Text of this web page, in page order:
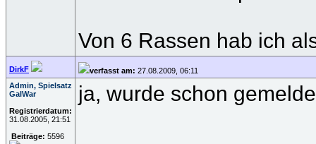
Von 6 Rassen hab ich
DirkF verfasst am: 27.08.2009, 06:11
Admin, Spielsatz
GalWar
Registrierdatum:
31.08.2005, 21:51
Beiträge: 5596
ja, wurde schon